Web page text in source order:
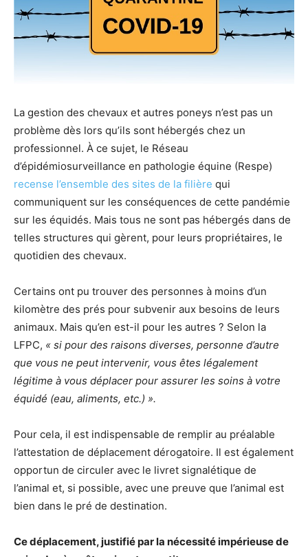
La gestion des chevaux et autres poneys n’est pas un
problème dès lors qu’ils sont hébergés chez un
professionnel. À ce sujet, le Réseau
d’épidémiosurveillance en pathologie équine (Respe)
recense l’ensemble des sites de la filière qui
communiquent sur les conséquences de cette pandémie
sur les équidés. Mais tous ne sont pas hébergés dans de
telles structures qui gèrent, pour leurs propriétaires, le
quotidien des chevaux.
Certains ont pu trouver des personnes à moins d’un
kilomètre des prés pour subvenir aux besoins de leurs
animaux. Mais qu’en est-il pour les autres ? Selon la
LFPC, « si pour des raisons diverses, personne d’autre
que vous ne peut intervenir, vous êtes légalement
légitime à vous déplacer pour assurer les soins à votre
équidé (eau, aliments, etc.) ».
Pour cela, il est indispensable de remplir au préalable
l’attestation de déplacement dérogatoire. Il est également
opportun de circuler avec le livret signalétique de
l’animal et, si possible, avec une preuve que l’animal est
bien dans le pré de destination.
Ce déplacement, justifié par la nécessité impérieuse de